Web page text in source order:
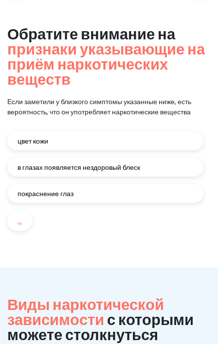
Обратите внимание на
признаки указывающие на
приём наркотических
веществ
Если заметили у близкого симптомы указанные ниже, есть
вероятность, что он употребляет наркотические вещества
цвет кожи
в глазах появляется нездоровый блеск
покраснение глаз
...
Виды наркотической
зависимости с которыми
можете столкнуться